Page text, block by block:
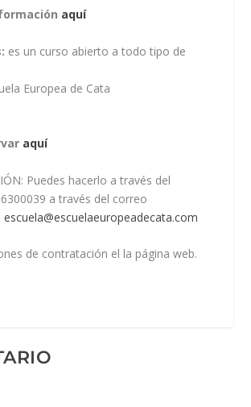
aquí
es un curso abierto a todo tipo de
Europea de Cata
aquí
Puedes hacerlo a través del
a través del correo
escuela@escuelaeuropeadecata.com
de contratación el la página web.